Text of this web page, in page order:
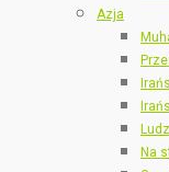
Azja
Na